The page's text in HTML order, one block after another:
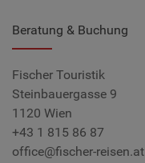
Beratung & Buchung
Fischer Touristik
Steinbauergasse 9
1120 Wien
+43 1 815 86 87
office@fischer-reisen.at